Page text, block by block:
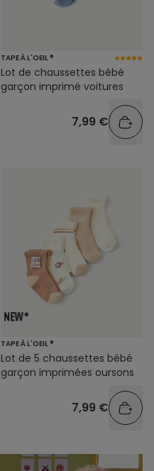
TAPE À L'OEIL ®
Lot de chaussettes bébé
garçon imprimé voitures
7,99 €
TAPE À L'OEIL ®
Lot de 5 chaussettes bébé
garçon imprimées oursons
7,99 €